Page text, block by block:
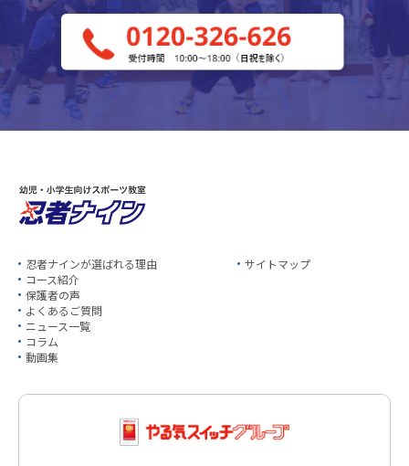
忍者ナインが選ばれる理由
コース紹介
保護者の声
よくあるご質問
ニュース一覧
コラム
動画集
サイトマップ